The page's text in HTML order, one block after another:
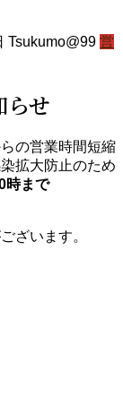
Tsukumo@99 営
らせ
の営業時間短縮
拡大防止のため
時まで
ざいます。